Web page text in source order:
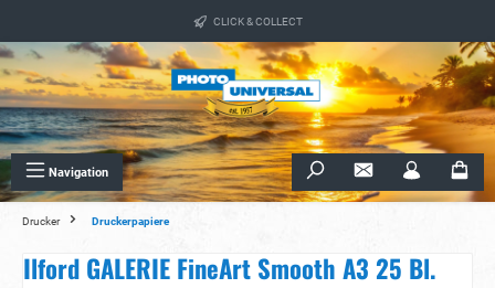
CLICK & COLLECT
Navigation
Drucker Druckerpapiere
Ilford GALERIE FineArt Smooth A3 25 Bl.